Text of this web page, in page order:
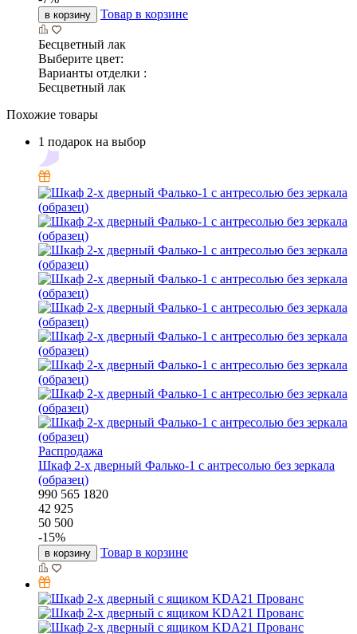
в корзину Товар в корзине
Бесцветный лак
Выберите цвет:
Варианты отделки :
Бесцветный лак
Похожие товары
1 подарок на выбор
Распродажа
Шкаф 2-х дверный Фалько-1 с антресолью без зеркала
(образец)
990 565 1820
42 925
50 500
-15%
в корзину Товар в корзине